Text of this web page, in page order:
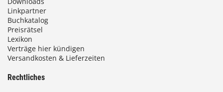
Linkpartner
Buchkatalog
Preisrätsel
Lexikon
Verträge hier kündigen
Versandkosten & Lieferzeiten
Rechtliches